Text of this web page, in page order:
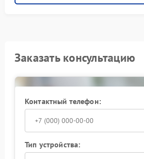
Заказать консультацию
Контактный телефон:
Тип устройства: